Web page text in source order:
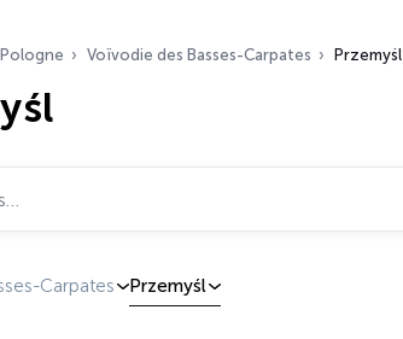
Pologne Voïvodie des Basses-Carpates Przemyśl
Carpates Przemyśl